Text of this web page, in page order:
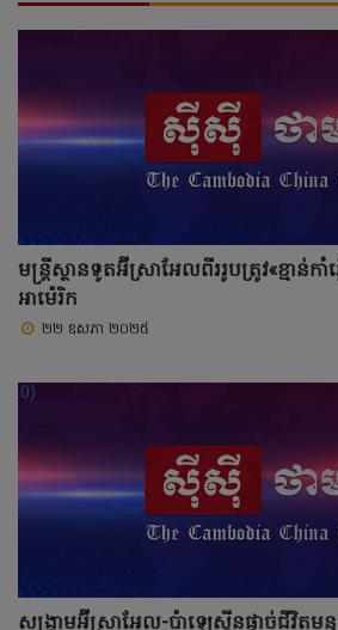
មន្រ្តីស្ថានទូតអ៊ីស្រាអែលពីររូបត្រូវ«ខ្មាន់ក
អាម៉េរិក
២២ ឧសភា ២០២៥
សង្រ្គាមអ៊ីស្រាអែល-ប៉ាឡេស្ទីនផ្តាច់ជីវិត